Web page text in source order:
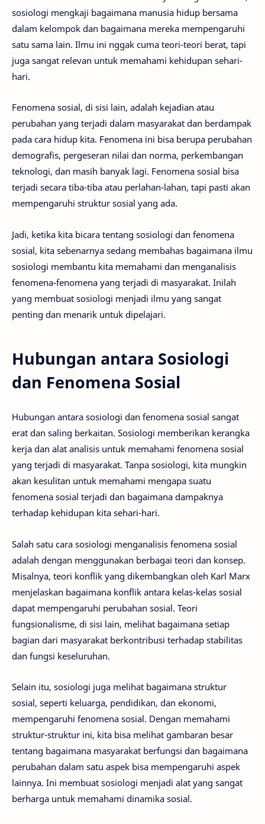
sosiologi mengkaji bagaimana manusia hidup bersama
dalam kelompok dan bagaimana mereka mempengaruhi
satu sama lain. Ilmu ini nggak cuma teori-teori berat, tapi
juga sangat relevan untuk memahami kehidupan sehari-
hari.
Fenomena sosial, di sisi lain, adalah kejadian atau
perubahan yang terjadi dalam masyarakat dan berdampak
pada cara hidup kita. Fenomena ini bisa berupa perubahan
demografis, pergeseran nilai dan norma, perkembangan
teknologi, dan masih banyak lagi. Fenomena sosial bisa
terjadi secara tiba-tiba atau perlahan-lahan, tapi pasti akan
mempengaruhi struktur sosial yang ada.
Jadi, ketika kita bicara tentang sosiologi dan fenomena
sosial, kita sebenarnya sedang membahas bagaimana ilmu
sosiologi membantu kita memahami dan menganalisis
fenomena-fenomena yang terjadi di masyarakat. Inilah
yang membuat sosiologi menjadi ilmu yang sangat
penting dan menarik untuk dipelajari.
Hubungan antara Sosiologi
dan Fenomena Sosial
Hubungan antara sosiologi dan fenomena sosial sangat
erat dan saling berkaitan. Sosiologi memberikan kerangka
kerja dan alat analisis untuk memahami fenomena sosial
yang terjadi di masyarakat. Tanpa sosiologi, kita mungkin
akan kesulitan untuk memahami mengapa suatu
fenomena sosial terjadi dan bagaimana dampaknya
terhadap kehidupan kita sehari-hari.
Salah satu cara sosiologi menganalisis fenomena sosial
adalah dengan menggunakan berbagai teori dan konsep.
Misalnya, teori konflik yang dikembangkan oleh Karl Marx
menjelaskan bagaimana konflik antara kelas-kelas sosial
dapat mempengaruhi perubahan sosial. Teori
fungsionalisme, di sisi lain, melihat bagaimana setiap
bagian dari masyarakat berkontribusi terhadap stabilitas
dan fungsi keseluruhan.
Selain itu, sosiologi juga melihat bagaimana struktur
sosial, seperti keluarga, pendidikan, dan ekonomi,
mempengaruhi fenomena sosial. Dengan memahami
struktur-struktur ini, kita bisa melihat gambaran besar
tentang bagaimana masyarakat berfungsi dan bagaimana
perubahan dalam satu aspek bisa mempengaruhi aspek
lainnya. Ini membuat sosiologi menjadi alat yang sangat
berharga untuk memahami dinamika sosial.